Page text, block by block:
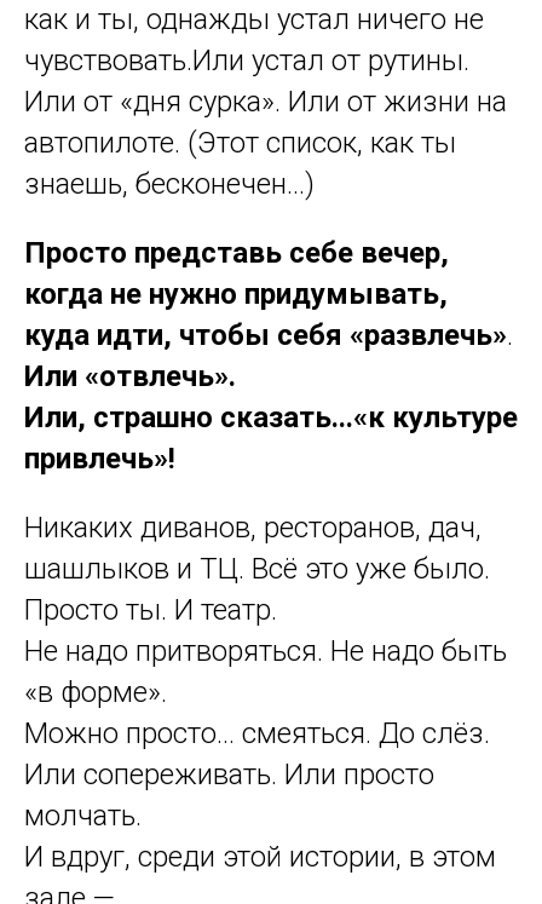
как и ты, однажды устал ничего не
чувствовать.Или устал от рутины.
Или от «дня сурка». Или от жизни на
автопилоте. (Этот список, как ты
знаешь, бесконечен...)
Просто представь себе вечер,
когда не нужно придумывать,
куда идти, чтобы себя «развлечь».
Или «отвлечь».
Или, страшно сказать...«к культуре
привлечь»!
Никаких диванов, ресторанов, дач,
шашлыков и ТЦ. Всё это уже было.
Просто ты. И театр.
Не надо притворяться. Не надо быть
«в форме».
Можно просто… смеяться. До слёз.
Или сопереживать. Или просто
молчать.
И вдруг, среди этой истории, в этом